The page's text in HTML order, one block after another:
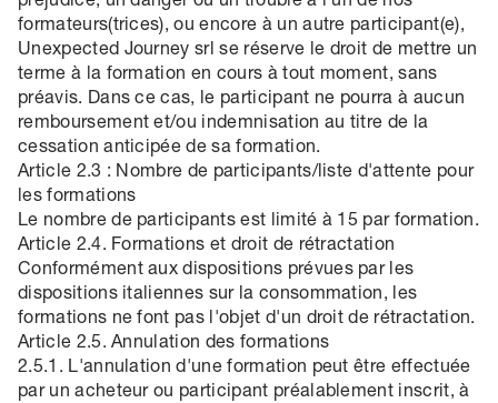
formateurs(trices), ou encore à un autre participant(e),
Unexpected Journey srl se réserve le droit de mettre un
terme à la formation en cours à tout moment, sans
préavis. Dans ce cas, le participant ne pourra à aucun
remboursement et/ou indemnisation au titre de la
cessation anticipée de sa formation.
Article 2.3 : Nombre de participants/liste d'attente pour
les formations
Le nombre de participants est limité à 15 par formation.
Article 2.4. Formations et droit de rétractation
Conformément aux dispositions prévues par les
dispositions italiennes sur la consommation, les
formations ne font pas l'objet d'un droit de rétractation.
Article 2.5. Annulation des formations
2.5.1. L'annulation d'une formation peut être effectuée
par un acheteur ou participant préalablement inscrit, à